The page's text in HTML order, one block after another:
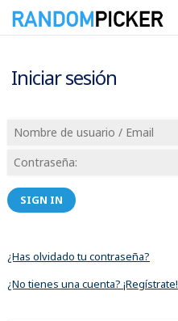
Iniciar sesión
SIGN IN
¿Has olvidado tu contraseña?
¿No tienes una cuenta? ¡Regístrate!